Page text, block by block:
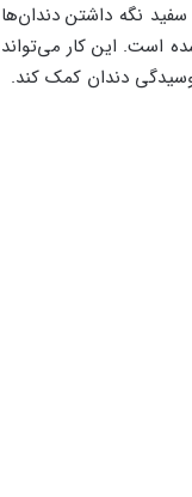
نگه داشتن دندان‌ها
در روز و هر بار به مدت ۲دقیقه توصیه شده است. این کار می‌تواند
دندان کمک کند.